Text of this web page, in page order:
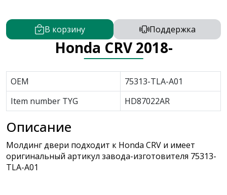
В корзину Поддержка
Honda CRV 2018-
OEM
75313-TLA-A01
Item number TYG
HD87022AR
Описание
Молдинг двери подходит к Honda CRV и имеет
оригинальный артикул завода-изготовителя 75313-
TLA-A01